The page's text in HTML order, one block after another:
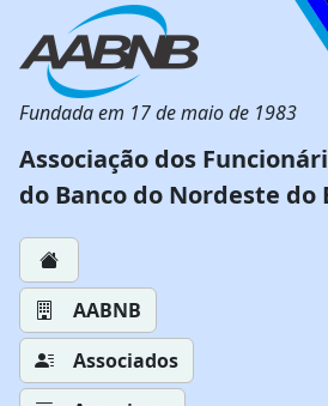
Fundada em 17 de maio de 1983
Associação dos
do Banco do Nordeste do
AABNB
Associados